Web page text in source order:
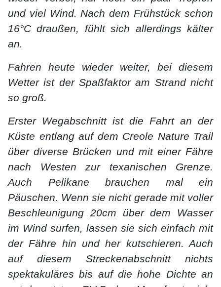
und viel Wind. Nach dem Frühstück schon
16°C draußen, fühlt sich allerdings kälter
an.
Fahren heute wieder weiter, bei diesem
Wetter ist der Spaßfaktor am Strand nicht
so groß.
Erster Wegabschnitt ist die Fahrt an der
Küste entlang auf dem Creole Nature Trail
über diverse Brücken und mit einer Fähre
nach Westen zur texanischen Grenze.
Auch Pelikane brauchen mal ein
Päuschen. Wenn sie nicht gerade mit voller
Beschleunigung 20cm über dem Wasser
im Wind surfen, lassen sie sich einfach mit
der Fähre hin und her kutschieren. Auch
auf diesem Streckenabschnitt nichts
spektakuläres bis auf die hohe Dichte an